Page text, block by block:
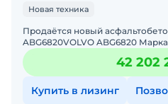
Новая техника
Продаётся новый
ABG6820VOLVO ABG6820
ABG6820Новая серия: AMANN
Асфальтобетоноукладчи42 202
Купить в лизинг